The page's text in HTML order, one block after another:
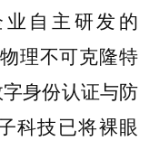
自主研发的
理不可克隆特
身份认证与防
科技已将裸眼